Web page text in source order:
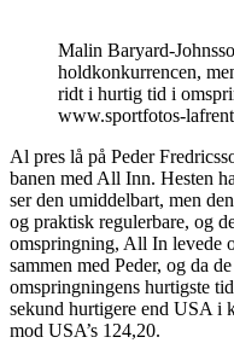
Malin Baryard-
holdkonkurrencen,
ridt i hurtig tid i
www.sportfotos-
Al pres lå på Peder
banen med All Inn. Hesten
ser den umiddelbart, men
og praktisk regulerbare, og
omspringning, All In levede
sammen med Peder, og da
omspringningens hurtigste
sekund hurtigere end USA i
mod USA’s 124,20.